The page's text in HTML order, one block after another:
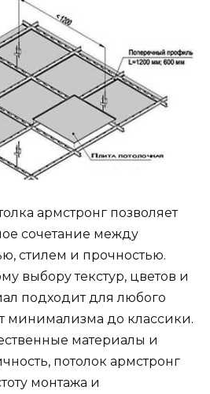
армстронг позволяет
сочетание между
стилем и прочностью.
выбору текстур, цветов и
подходит для любого
минимализма до классики.
материалы и
потолок армстронг
монтажа и